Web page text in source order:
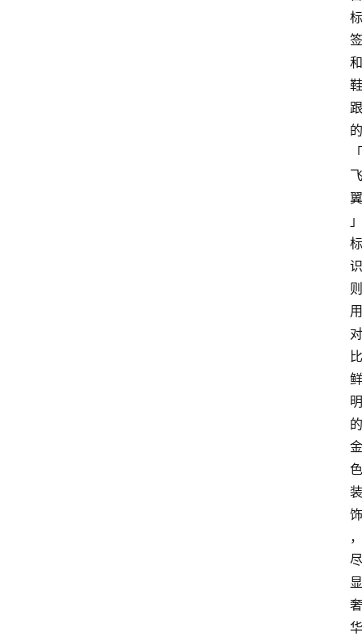
标
签
和
鞋
跟
的
「
飞
翼
」
标
识
则
用
对
比
鲜
明
的
金
色
装
饰
，
尽
显
奢
华